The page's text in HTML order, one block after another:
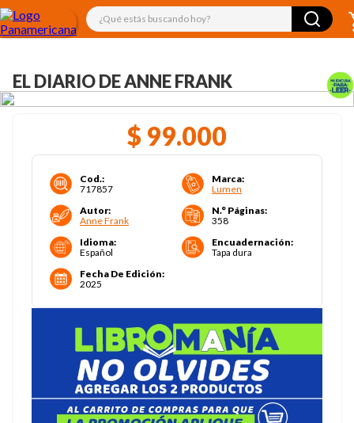
¿Qué estás buscando hoy?
EL DIARIO DE ANNE FRANK
$ 99.000
Cod.:
717857
Marca:
Lumen
Autor:
Anne Frank
N.° Páginas:
358
Idioma:
Español
Encuadernación:
Tapa dura
Fecha De Edición:
2025